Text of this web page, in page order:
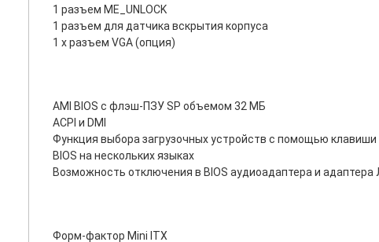
1 разъем ME_UNLOCK
1 разъем для датчика вскрытия корпуса
1 x разъем VGA (опция)
AMI BIOS с флэш-ПЗУ SP объемом 32 МБ
ACPI и DMI
Функция выбора загрузочных устройств с помощью клавиши
BIOS на нескольких языках
Возможность отключения в BIOS аудиоадаптера и адаптера
Форм-фактор Mini ITX